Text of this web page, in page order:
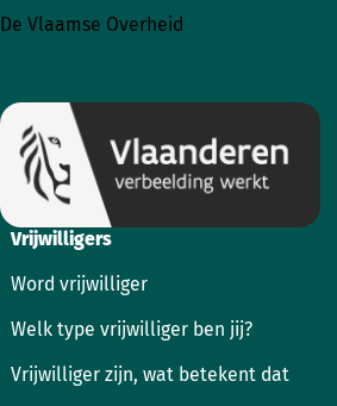
InstagramFacebook
Vrijwilligers
Word vrijwilliger
Welk type vrijwilliger ben jij?
Vrijwilliger zijn, wat betekent dat
De Vlaamse Overheid